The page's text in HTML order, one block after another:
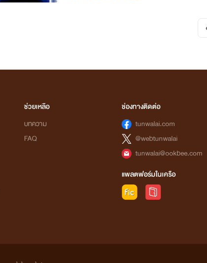
ช่วยเหลือ
บทความ
FAQ
ช่องทางติดต่อ
tunwalai.com
@webtunwalai
tunwalai@ookbee.com
แพลตฟอร์มในเครือ